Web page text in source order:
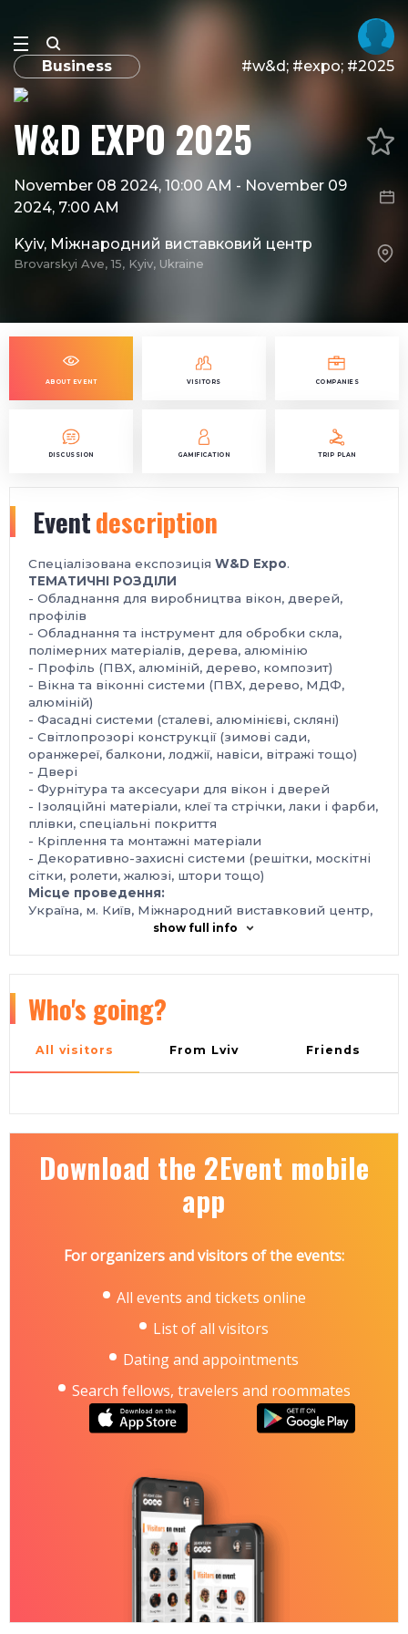
Business #w&d; #expo; #2025
W&D EXPO 2025
November 08 2024, 10:00 AM - November 09
2024, 7:00 AM
Kyiv, Міжнародний виставковий центр
Brovarskyi Ave, 15, Kyiv, Ukraine
ABOUT EVENT VISITORS COMPANIES
DISCUSSION GAMIFICATION TRIP PLAN
Eventdescription
Спеціалізована експозиція W&D Expo.
ТЕМАТИЧНІ РОЗДІЛИ
- Обладнання для виробництва вікон, дверей,
профілів
- Обладнання та інструмент для обробки скла,
полімерних матеріалів, дерева, алюмінію
- Профіль (ПВХ, алюміній, дерево, композит)
- Вікна та віконні системи (ПВХ, дерево, МДФ,
алюміній)
- Фасадні системи (сталеві, алюмінієві, скляні)
- Світлопрозорі конструкції (зимові сади,
оранжереї, балкони, лоджії, навіси, вітражі тощо)
- Двері
- Фурнітура та аксесуари для вікон і дверей
- Ізоляційні матеріали, клеї та стрічки, лаки і фарби,
плівки, спеціальні покриття
- Кріплення та монтажні матеріали
- Декоративно-захисні системи (решітки, москітні
сітки, ролети, жалюзі, штори тощо)
Місце проведення:
Україна, м. Київ, Міжнародний виставковий центр,
Броварський проспект, 15, станція метро
e-mail: plast@iec-expo.com.ua
https://www.iec-expo.com.ua/eurobiuld-
show full info
Who's going?
All visitors From Lviv Friends
Download the 2Event mobile
app
For organizers and visitors of the events:
All events and tickets online
List of all visitors
Dating and appointments
Search fellows, travelers and roommates